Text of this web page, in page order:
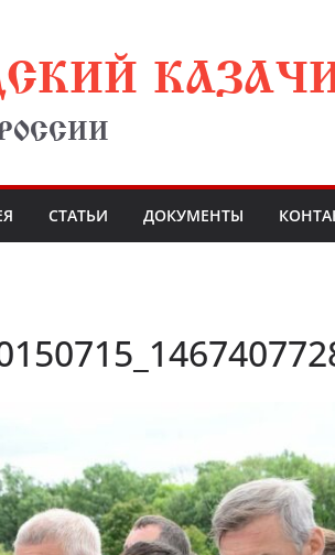
СТАТЬИ ДОКУМЕНТЫ